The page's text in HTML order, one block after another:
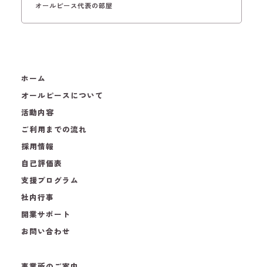
オールピース代表の部屋
ホーム
オールピースについて
活動内容
ご利用までの流れ
採用情報
自己評価表
支援プログラム
社内行事
開業サポート
お問い合わせ